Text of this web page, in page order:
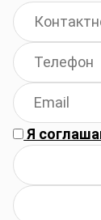
Я